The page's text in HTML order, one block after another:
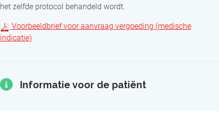
het zelfde protocol behandeld wordt.
Voorbeeldbrief voor aanvraag vergoeding (medische
indicatie)
Informatie voor de patiënt